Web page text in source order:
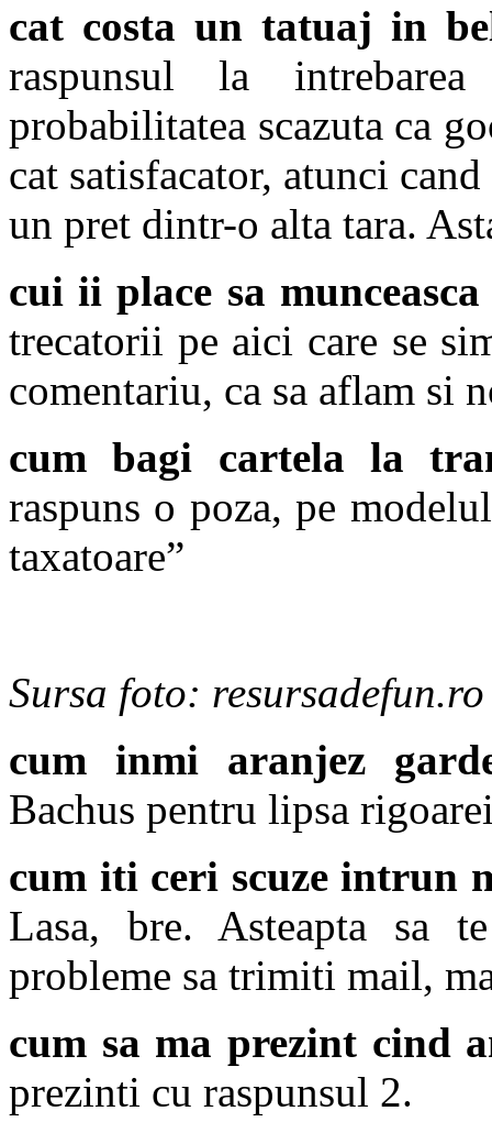
cat costa un tatuaj in
raspunsul la
probabilitatea scazuta ca
cat satisfacator, atunci
un pret dintr-o alta tara.
cui ii place sa munceasca
trecatorii pe aici care se
comentariu, ca sa aflam si
cum bagi cartela la
raspuns o poza, pe
taxatoare”
Sursa foto: resursadefun.ro
cum inmi aranjez
Bachus pentru lipsa
cum iti ceri scuze intrun
Lasa, bre. Asteapta sa
probleme sa trimiti mail,
cum sa ma prezint cind
prezinti cu raspunsul 2.